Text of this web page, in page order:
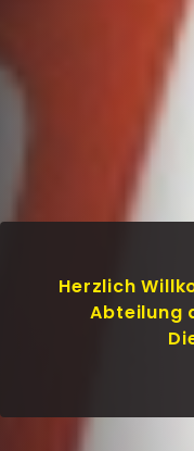
Herzlich
Abteilung